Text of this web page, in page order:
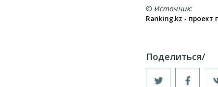
© Источник
Ranking.kz - проект